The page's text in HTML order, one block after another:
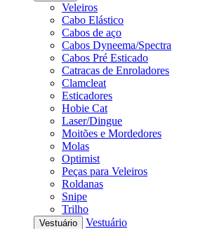
Veleiros
Cabo Elástico
Cabos de aço
Cabos Dyneema/Spectra
Cabos Pré Esticado
Catracas de Enroladores
Clamcleat
Esticadores
Hobie Cat
Laser/Dingue
Moitões e Mordedores
Molas
Optimist
Peças para Veleiros
Roldanas
Snipe
Trilho
Vestuário
Vestuário